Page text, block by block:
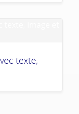
texte,